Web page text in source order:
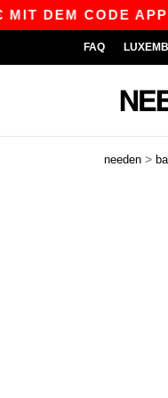
CODE APP10 –
FAQ
needen >